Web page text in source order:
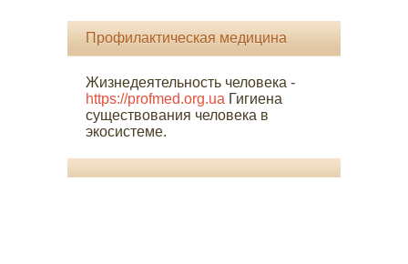
Профилактическая медицина
Жизнедеятельность человека -
https://profmed.org.ua Гигиена
существования человека в
экосистеме.